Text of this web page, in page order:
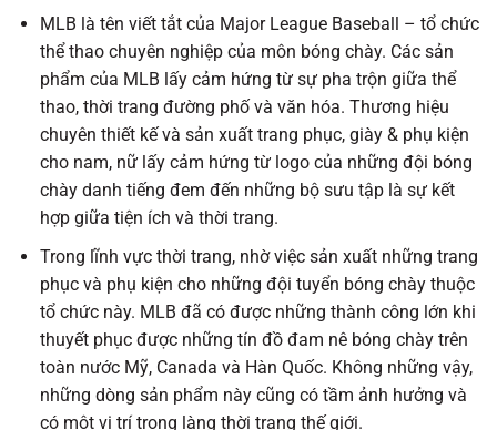
MLB là tên viết tắt của Major League Baseball – tổ chức
thể thao chuyên nghiệp của môn bóng chày. Các sản
phẩm của MLB lấy cảm hứng từ sự pha trộn giữa thể
thao, thời trang đường phố và văn hóa. Thương hiệu
chuyên thiết kế và sản xuất trang phục, giày & phụ kiện
cho nam, nữ lấy cảm hứng từ logo của những đội bóng
chày danh tiếng đem đến những bộ sưu tập là sự kết
hợp giữa tiện ích và thời trang.
Trong lĩnh vực thời trang, nhờ việc sản xuất những trang
phục và phụ kiện cho những đội tuyển bóng chày thuộc
tổ chức này. MLB đã có được những thành công lớn khi
thuyết phục được những tín đồ đam nê bóng chày trên
toàn nước Mỹ, Canada và Hàn Quốc. Không những vậy,
những dòng sản phẩm này cũng có tầm ảnh hưởng và
có một vị trí trong làng thời trang thế giới.